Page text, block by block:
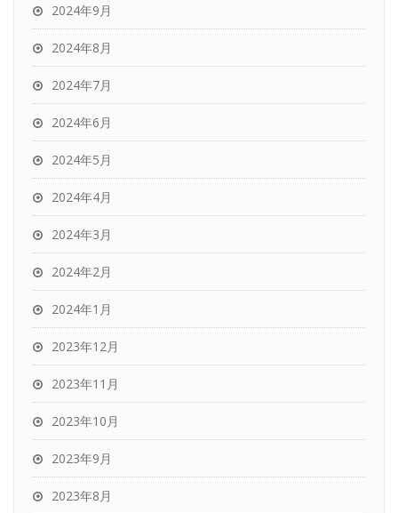
2024年9月
2024年8月
2024年7月
2024年6月
2024年5月
2024年4月
2024年3月
2024年2月
2024年1月
2023年12月
2023年11月
2023年10月
2023年9月
2023年8月